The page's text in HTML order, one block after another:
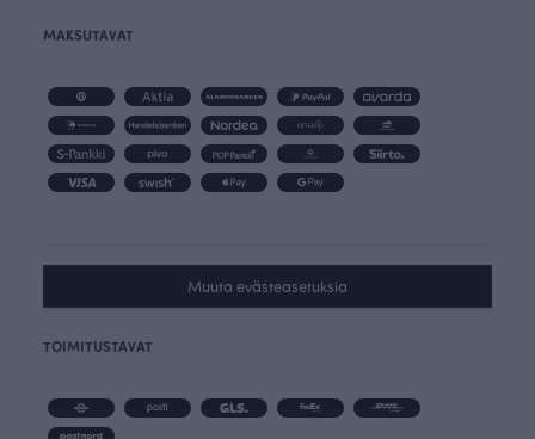
MAKSUTAVAT
Muuta evästeasetuksia
TOIMITUSTAVAT